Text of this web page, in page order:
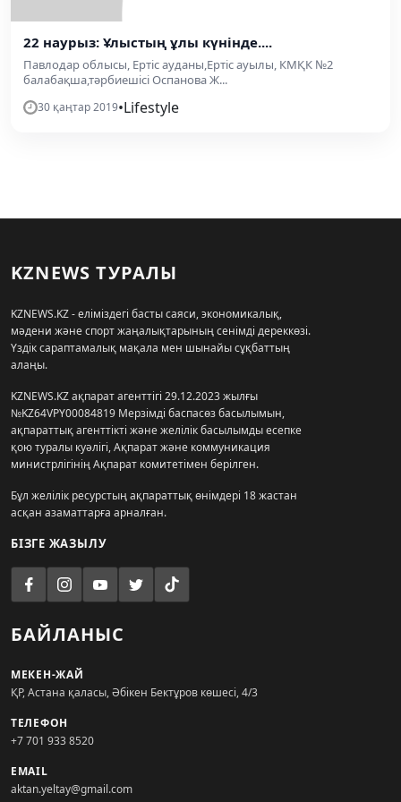
22 наурыз: Ұлыстың ұлы күнінде....
Павлодар облысы, Ертіс ауданы,Ертіс ауылы, КМҚК №2
балабақша,тәрбиешісі Оспанова Ж...
30 қаңтар 2019•Lifestyle
KZNEWS ТУРАЛЫ
KZNEWS.KZ - еліміздегі басты саяси, экономикалық,
мәдени және спорт жаңалықтарының сенімді дереккөзі.
Үздік сараптамалық мақала мен шынайы сұқбаттың
алаңы.
KZNEWS.KZ ақпарат агенттігі 29.12.2023 жылғы
№KZ64VPY00084819 Мерзімді баспасөз басылымын,
ақпараттық агенттікті және желілік басылымды есепке
қою туралы куәлігі, Ақпарат және коммуникация
министрлігінің Ақпарат комитетімен берілген.
Бұл желілік ресурстың ақпараттық өнімдері 18 жастан
асқан азаматтарға арналған.
БІЗГЕ ЖАЗЫЛУ
БАЙЛАНЫС
МЕКЕН-ЖАЙ
ҚР, Астана қаласы, Әбікен Бектұров көшесі, 4/3
ТЕЛЕФОН
+7 701 933 8520
EMAIL
aktan.yeltay@gmail.com